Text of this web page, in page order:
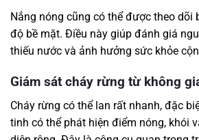
Nắng nóng cũng có thể được theo dõi
độ bề mặt. Điều này giúp đánh giá
thiếu nước và ảnh hưởng sức khỏe
Giám sát cháy rừng từ không
Cháy rừng có thể lan rất nhanh, đặc
tinh có thể phát hiện điểm nóng, khói